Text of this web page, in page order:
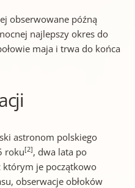
obserwowane późną
najlepszy okres do
maja i trwa do końca
astronom polskiego
roku[2], dwa lata po
którym je początkowo
obserwacje obłoków